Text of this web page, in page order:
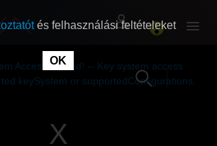
RÓLUNK
RÓLUNK
Access Denied! -- Key system access
keySystem or supportedConfigurations.
és felhasználási feltételeket
OK